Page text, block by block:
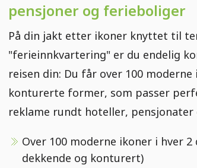
pensjoner og ferieboliger
På din jakt etter ikoner knyttet til
"ferieinnkvartering" er du endelig
reisen din: Du får over 100
konturerte former, som passer
reklame rundt hoteller,
Over 100 moderne ikoner i hver
dekkende og konturert)